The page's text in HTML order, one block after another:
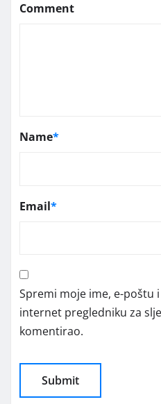
Comment
Name*
Email*
Spremi moje ime, e-poštu
internet pregledniku za
komentirao.